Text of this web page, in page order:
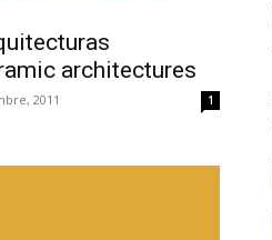
architectures
2011 1